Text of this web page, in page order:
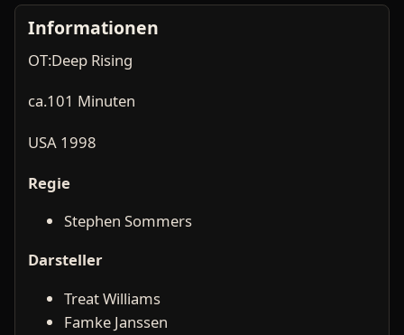
Informationen
OT:Deep Rising
ca.101 Minuten
USA 1998
Regie
Stephen Sommers
Darsteller
Treat Williams
Famke Janssen